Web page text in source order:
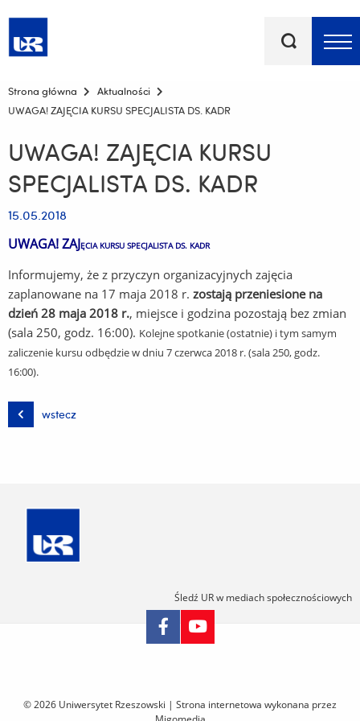
kluczowe
Menu - górna belka
Strona główna
Aktualności
UWAGA! ZAJĘCIA KURSU SPECJALISTA DS. KADR
UWAGA! ZAJĘCIA KURSU
SPECJALISTA DS. KADR
15.05.2018
UWAGA! ZAJĘCIA KURSU SPECJALISTA DS. KADR
Informujemy, że z przyczyn organizacyjnych zajęcia
zaplanowane na 17 maja 2018 r. zostają przeniesione na
dzień 28 maja 2018 r., miejsce i godzina pozostają bez zmian
(sala 250, godz. 16:00). Kolejne spotkanie (ostatnie) i tym samym
zaliczenie kursu odbędzie w dniu 7 czerwca 2018 r. (sala 250, godz.
16:00).
wstecz
© 2026 Uniwersytet Rzeszowski | Strona internetowa wykonana przez
Śledź UR w mediach społecznościowych
i
przejdź